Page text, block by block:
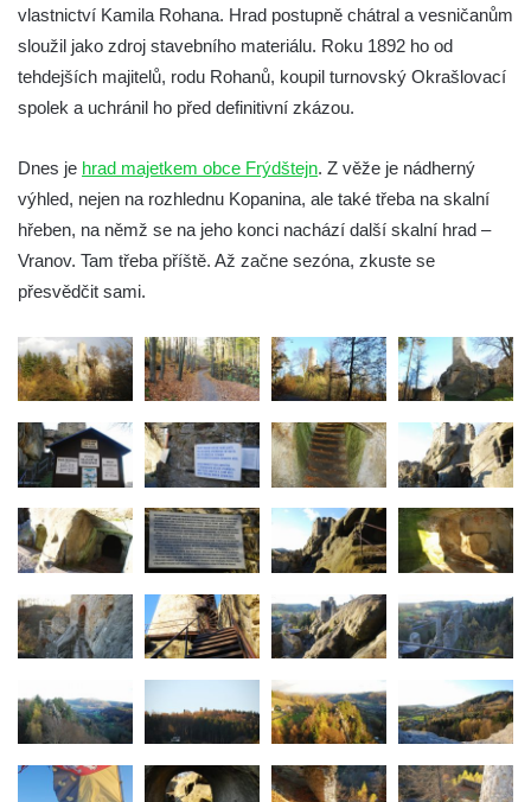
Chřibský hrádek
Hrad Jestřebí (Habichstein)
Hrad Roimund
Hrad Kamýk u Litoměřic
Kyjovský hrádek
Hrad a klášter Oybin
Pevnost Königstein
Hrad Hohnstein
Brtnický hrádek
Hrad Kunětická Hora
Hrad Loket
Skalní hrad Šauenštejn
Hrad Litice u Plzně
Hrad Buben
Hrad Vlčtejn (Wildenstein)
Skalní hrad a poustevna Sloup v Čechách
Hrad Tolštejn (Tollenstein)
Hrad Boršengrýn
vlastnictví Kamila Rohana. Hrad postupně chátral a vesničanům
sloužil jako zdroj stavebního materiálu. Roku 1892 ho od
tehdejších majitelů, rodu Rohanů, koupil turnovský Okrašlovací
spolek a uchránil ho před definitivní zkázou.
Dnes je hrad majetkem obce Frýdštejn. Z věže je nádherný
výhled, nejen na rozhlednu Kopanina, ale také třeba na skalní
hřeben, na němž se na jeho konci nachází další skalní hrad –
Vranov. Tam třeba příště. Až začne sezóna, zkuste se
přesvědčit sami.